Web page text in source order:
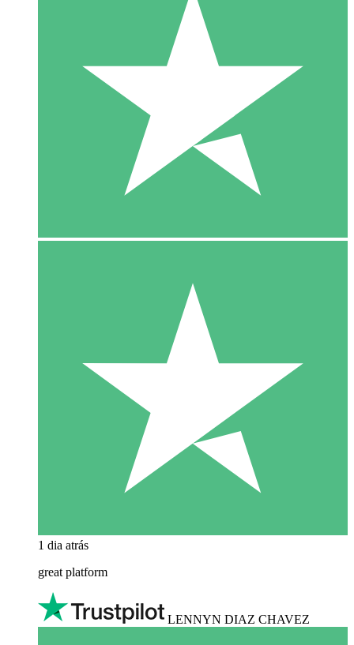
1 dia atrás
great platform
LENNYN DIAZ CHAVEZ